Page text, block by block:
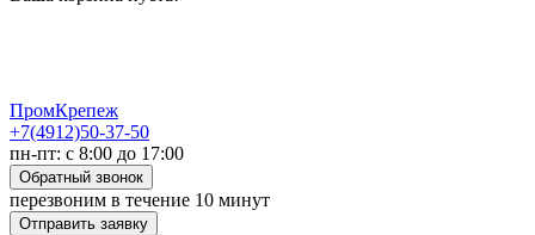
ПромКрепеж
+7(4912)50-37-50
пн-пт: с 8:00 до 17:00
Обратный звонок
перезвоним в течение 10 минут
Отправить заявку